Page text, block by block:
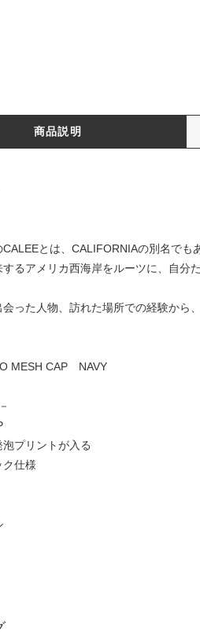
商品説明
CALEEとは、CALIFORNIAの別名でも
るアメリカ西海岸をルーツに、自分
会った人物、訪れた場所での経験から
MESH CAP NAVY
プリントが入る
ク仕様